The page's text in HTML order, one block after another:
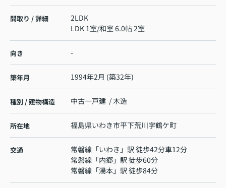
間取り / 詳細
2LDK
LDK 1室/和室 6.0帖 2室
向き -
築年月 1994年2月 (築32年)
種別 / 建物構造 中古一戸建 / 木造
所在地 福島県いわき市平下荒川字鶴ケ町
交通 常磐線 「いわき 」駅 徒歩42分車12分
常磐線 「内郷」駅 徒歩60分
常磐線 「湯本」駅 徒歩84分